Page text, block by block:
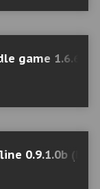
game 1.6.6
0.9.1.0b